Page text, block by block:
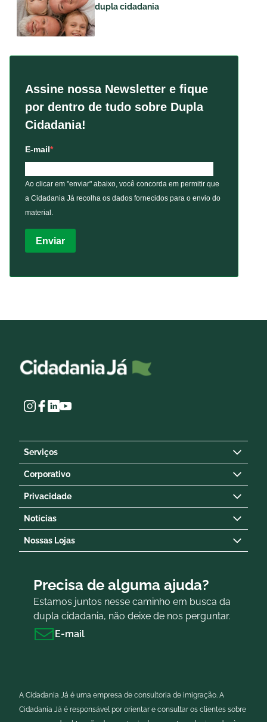
dupla cidadania
Assine nossa Newsletter e fique
por dentro de tudo sobre Dupla
Cidadania!
E-mail
Ao clicar em "enviar" abaixo, você concorda em permitir que
a Cidadania Já recolha os dados fornecidos para o envio do
material.
Enviar
Serviços
Corporativo
Privacidade
Notícias
Nossas Lojas
Precisa de alguma ajuda?
Estamos juntos nesse caminho em busca da
dupla cidadania, não deixe de nos perguntar.
E-mail
A Cidadania Já é uma empresa de consultoria de imigração. A
Cidadania Já é responsável por orientar e consultar os clientes sobre